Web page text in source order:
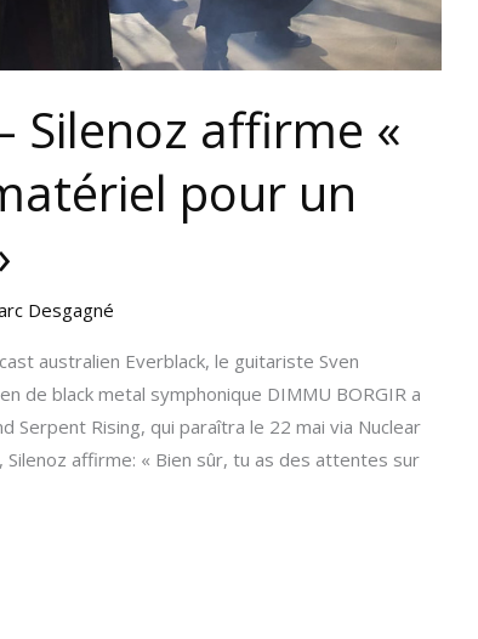
Silenoz affirme «
pour un
Desgagné
australien Everblack, le guitariste Sven
de black metal symphonique DIMMU BORGIR a
Serpent Rising, qui paraîtra le 22 mai via Nuclear
affirme: « Bien sûr, tu as des attentes sur